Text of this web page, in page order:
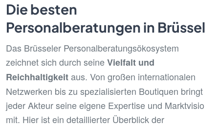
Die besten
Personalberatungen in Brüssel
Das Brüsseler Personalberatungsökosystem
zeichnet sich durch seineVielfalt und
Reichhaltigkeitaus. Von großen internationalen
Netzwerken bis zu spezialisierten Boutiquen bringt
jeder Akteur seine eigene Expertise und Marktvisio
mit. Hier ist ein detaillierter Überblick der